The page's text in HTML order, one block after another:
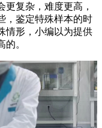
复杂，难度更高，
，鉴定特殊样本的时
情形，小编以为提供
。